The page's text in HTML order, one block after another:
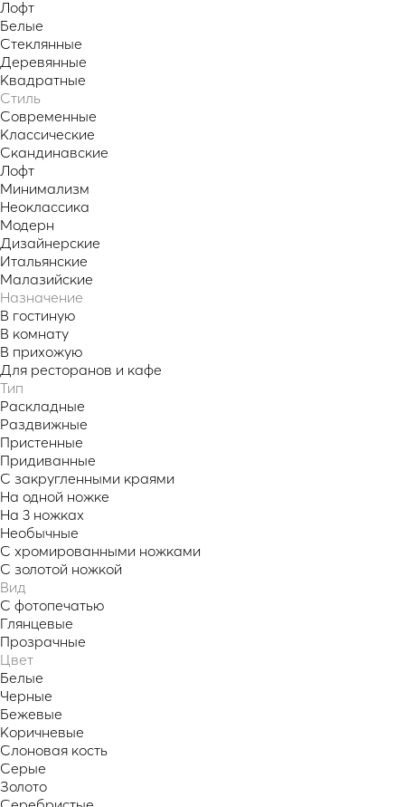
Лофт
Белые
Стеклянные
Деревянные
Квадратные
Стиль
Современные
Классические
Скандинавские
Лофт
Минимализм
Неоклассика
Модерн
Дизайнерские
Итальянские
Малазийские
Назначение
В гостиную
В комнату
В прихожую
Для ресторанов и кафе
Тип
Раскладные
Раздвижные
Пристенные
Придиванные
С закругленными краями
На одной ножке
На 3 ножках
Необычные
С хромированными ножками
С золотой ножкой
Вид
С фотопечатью
Глянцевые
Прозрачные
Цвет
Белые
Черные
Бежевые
Коричневые
Слоновая кость
Серые
Золото